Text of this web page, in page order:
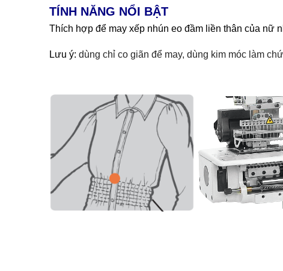
TÍNH NĂNG NỔI BẬT
Thích hợp để may xếp nhún eo đầm liền thân của nữ
Lưu ý: dùng chỉ co giãn để may, dùng kim móc làm